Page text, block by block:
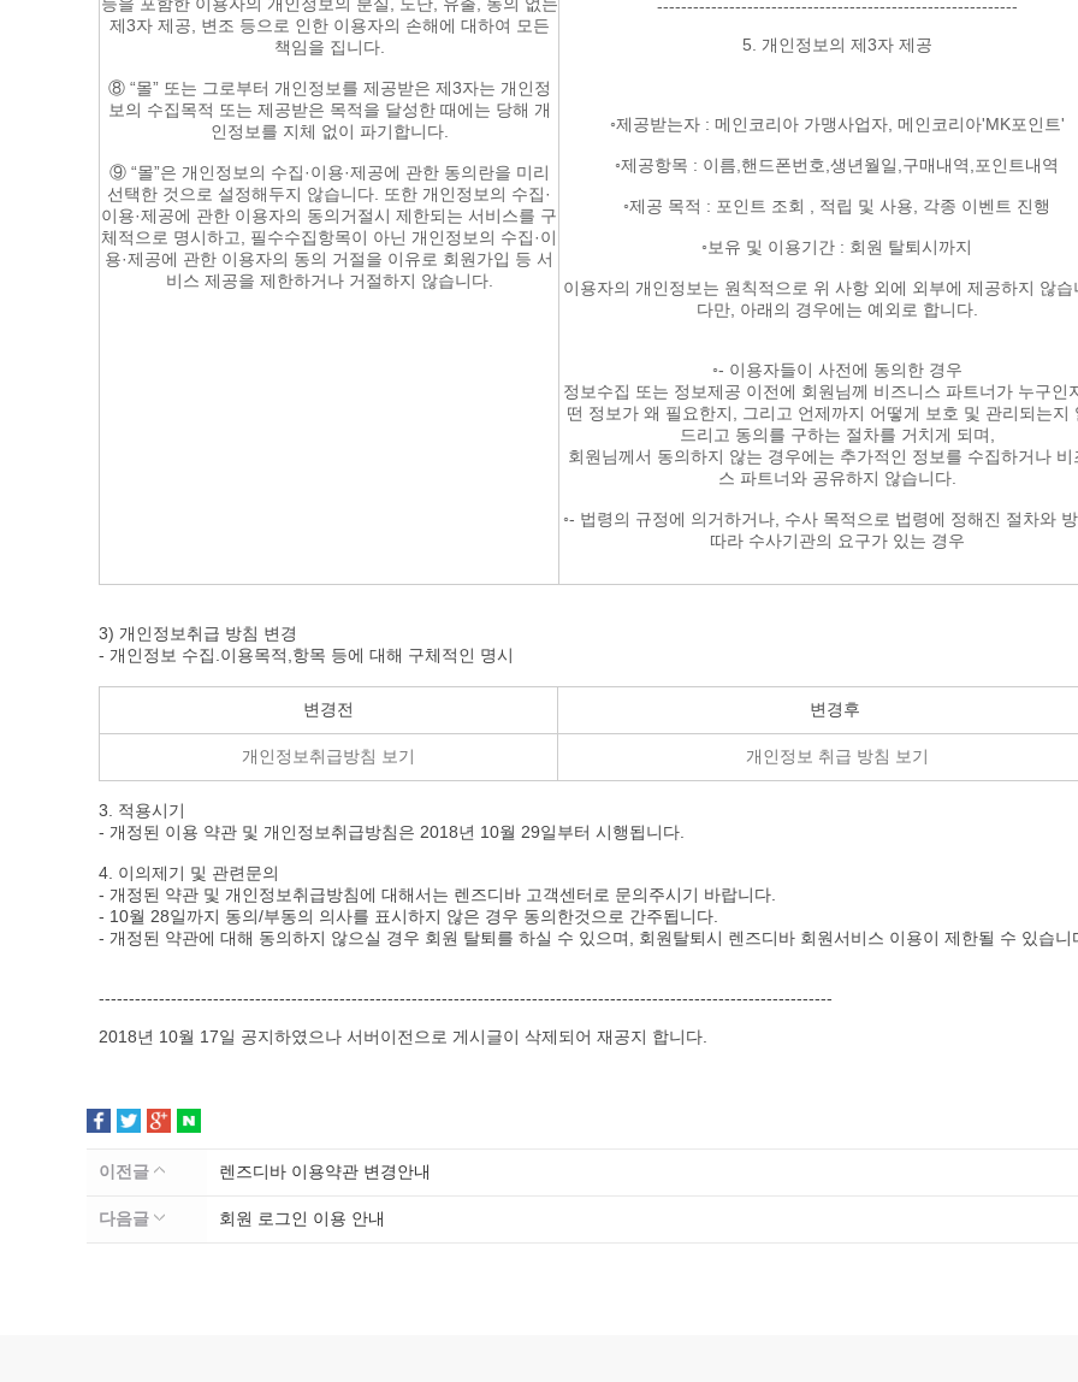
제3자 제공, 변조 등으로 인한 이용자의 손해에 대하여 모든
책임을 집니다.
⑧ “몰” 또는 그로부터 개인정보를 제공받은 제3자는 개인정
보의 수집목적 또는 제공받은 목적을 달성한 때에는 당해 개
인정보를 지체 없이 파기합니다.
⑨ “몰”은 개인정보의 수집·이용·제공에 관한 동의란을 미리
선택한 것으로 설정해두지 않습니다. 또한 개인정보의 수집·
이용·제공에 관한 이용자의 동의거절시 제한되는 서비스를 구
체적으로 명시하고, 필수수집항목이 아닌 개인정보의 수집·이
용·제공에 관한 이용자의 동의 거절을 이유로 회원가입 등 서
비스 제공을 제한하거나 거절하지 않습니다.
------------------------------------------------------------
5. 개인정보의 제3자 제공
◦제공받는자 : 메인코리아 가맹사업자, 메인코리아'MK포인트'
◦제공항목 : 이름,핸드폰번호,생년월일,구매내역,포인트내역
◦제공 목적 : 포인트 조회 , 적립 및 사용, 각종 이벤트 진행
◦보유 및 이용기간 : 회원 탈퇴시까지
이용자의 개인정보는 원칙적으로 위 사항 외에 외부에 제공하지 않습
다만, 아래의 경우에는 예외로 합니다.
◦- 이용자들이 사전에 동의한 경우
정보수집 또는 정보제공 이전에 회원님께 비즈니스 파트너가 누구인
떤 정보가 왜 필요한지, 그리고 언제까지 어떻게 보호 및 관리되는지
드리고 동의를 구하는 절차를 거치게 되며,
회원님께서 동의하지 않는 경우에는 추가적인 정보를 수집하거나 비
스 파트너와 공유하지 않습니다.
◦- 법령의 규정에 의거하거나, 수사 목적으로 법령에 정해진 절차와
따라 수사기관의 요구가 있는 경우
3) 개인정보취급 방침 변경
- 개인정보 수집.이용목적,항목 등에 대해 구체적인 명시
변경전 변경후
개인정보취급방침 보기 개인정보 취급 방침 보기
3. 적용시기
- 개정된 이용 약관 및 개인정보취급방침은 2018년 10월 29일부터 시행됩니다.
4. 이의제기 및 관련문의
- 개정된 약관 및 개인정보취급방침에 대해서는 렌즈디바 고객센터로 문의주시기 바랍니다.
- 10월 28일까지 동의/부동의 의사를 표시하지 않은 경우 동의한것으로 간주됩니다.
- 개정된 약관에 대해 동의하지 않으실 경우 회원 탈퇴를 하실 수 있으며, 회원탈퇴시 렌즈디바 회원서비스 이용이 제한될 수 있습니
--------------------------------------------------------------------------------------------------------------------------
2018년 10월 17일 공지하였으나 서버이전으로 게시글이 삭제되어 재공지 합니다.
이전글 렌즈디바 이용약관 변경안내
다음글 회원 로그인 이용 안내